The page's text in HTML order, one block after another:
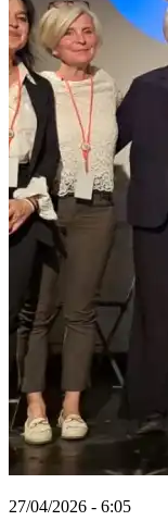
27/04/2026 - 6:05